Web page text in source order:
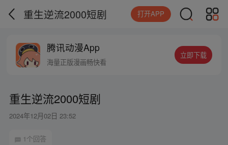
重生逆流2000短剧 打开APP
腾讯动漫App
海量正版漫画畅快看
立即下载
重生逆流2000短剧
2024年12月02日 23:52
1个回答